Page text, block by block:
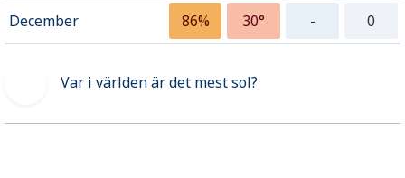
December 86% 30° - 0
Var i världen är det mest sol?